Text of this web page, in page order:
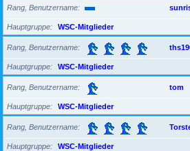
Rang, Benutzername
Hauptgruppe WSC-Mitglieder
Rang, Benutzername
Hauptgruppe WSC-Mitglieder
Rang, Benutzername tom
Hauptgruppe WSC-Mitglieder
Rang, Benutzername
Hauptgruppe WSC-Mitglieder